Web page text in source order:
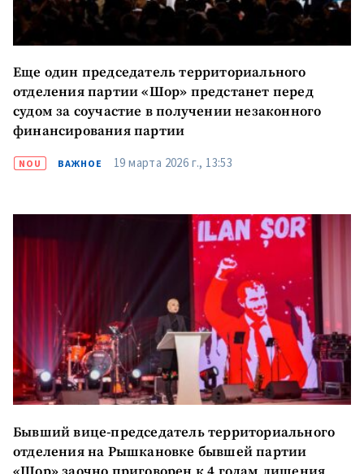
О ZDG
in English
Еще один председатель территориального
отделения партии «Шор» предстанет перед
судом за соучастие в получении незаконного
финансирования партии
NOU ВАЖНОЕ 19 марта 2026 г., 13:53
Бывший вице-председатель территориального
отделения на Рышкановке бывшей партии